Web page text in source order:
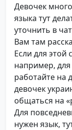
Девочек
языка тут
уточнить в
Вам там
Если для
например,
работайте на
девочек
общаться на
Для
нужен язык,